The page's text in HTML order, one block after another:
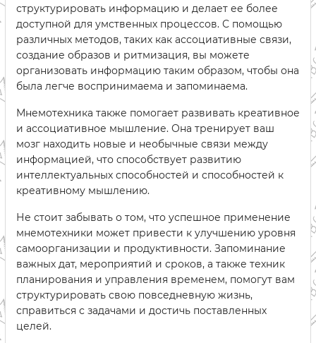
структурировать информацию и делает ее более
доступной для умственных процессов. С помощью
различных методов, таких как ассоциативные связи,
создание образов и ритмизация, вы можете
организовать информацию таким образом, чтобы она
была легче воспринимаема и запоминаема.
Мнемотехника также помогает развивать креативное
и ассоциативное мышление. Она тренирует ваш
мозг находить новые и необычные связи между
информацией, что способствует развитию
интеллектуальных способностей и способностей к
креативному мышлению.
Не стоит забывать о том, что успешное применение
мнемотехники может привести к улучшению уровня
самоорганизации и продуктивности. Запоминание
важных дат, мероприятий и сроков, а также техник
планирования и управления временем, помогут вам
структурировать свою повседневную жизнь,
справиться с задачами и достичь поставленных
целей.